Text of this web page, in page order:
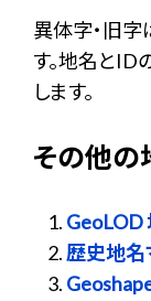
異体字・旧
す。地名と
します。
その他の
GeoLOD
歴史地名